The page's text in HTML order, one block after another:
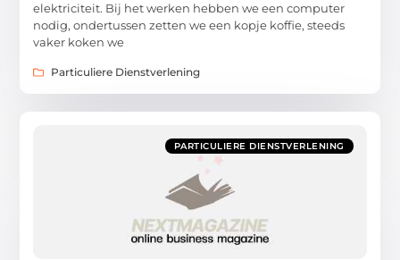
elektriciteit. Bij het werken hebben we een computer
nodig, ondertussen zetten we een kopje koffie, steeds
vaker koken we
Particuliere Dienstverlening
PARTICULIERE DIENSTVERLENING